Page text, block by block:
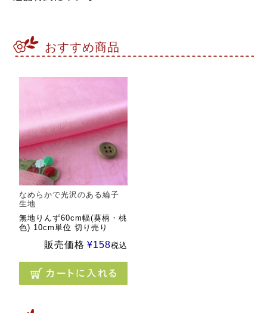
おすすめ商品
なめらかで光沢のある綸子
生地
無地りんず60cm幅(葵柄・桃
色) 10cm単位 切り売り
販売価格 ¥158税込